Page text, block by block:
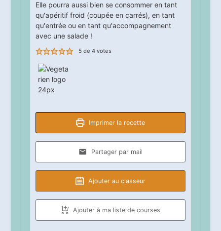
Elle pourra aussi bien se consommer en tant
qu'apéritif froid (coupée en carrés), en tant
qu'entrée ou en tant qu'accompagnement
avec une salade !
5 de 4votes
Imprimer la recette
Partager par mail
Ajouter au classeur
Ajouter à ma liste de courses